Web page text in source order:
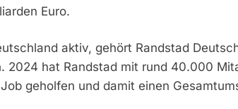
Euro.
aktiv, gehört Randstad
2024 hat Randstad mit rund 40.000
geholfen und damit einen